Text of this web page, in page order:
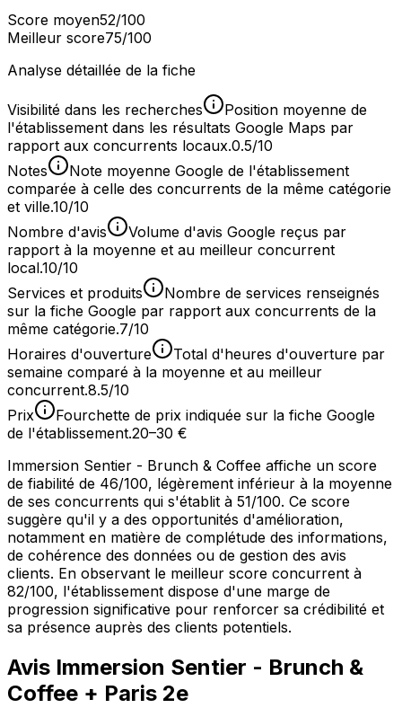
Score moyen52/100
Meilleur score75/100
Analyse détaillée de la fiche
Visibilité dans les recherches
Position moyenne de
l'établissement dans les résultats Google Maps par
rapport aux concurrents locaux.0.5/10
Notes
Note moyenne Google de l'établissement
comparée à celle des concurrents de la même catégorie
et ville.10/10
Nombre d'avis
Volume d'avis Google reçus par
rapport à la moyenne et au meilleur concurrent
local.10/10
Services et produits
Nombre de services renseignés
sur la fiche Google par rapport aux concurrents de la
même catégorie.7/10
Horaires d'ouverture
Total d'heures d'ouverture par
semaine comparé à la moyenne et au meilleur
concurrent.8.5/10
Prix
Fourchette de prix indiquée sur la fiche Google
de l'établissement.20–30 €
Immersion Sentier - Brunch & Coffee affiche un score
de fiabilité de 46/100, légèrement inférieur à la moyenne
de ses concurrents qui s'établit à 51/100. Ce score
suggère qu'il y a des opportunités d'amélioration,
notamment en matière de complétude des informations,
de cohérence des données ou de gestion des avis
clients. En observant le meilleur score concurrent à
82/100, l'établissement dispose d'une marge de
progression significative pour renforcer sa crédibilité et
sa présence auprès des clients potentiels.
Avis Immersion Sentier - Brunch &
Coffee + Paris 2e